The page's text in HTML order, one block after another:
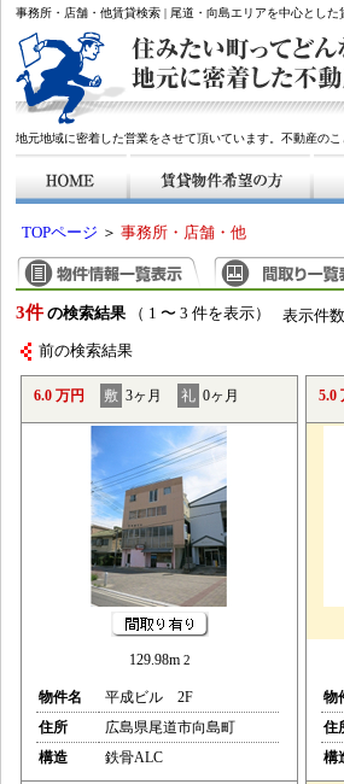
事務所・店舗・他賃貸検索 | 尾道・向島エリアを中心とし
地元地域に密着した営業をさせて頂いています。不動産の
TOPページ ＞ 事務所・店舗・他
3件 の検索結果 （ 1 〜 3 件を表示） 表示件数
前の検索結果
6.0 万円 敷 3ヶ月 礼 0ヶ月
129.98m 2
物件名
平成ビル 2F
住所
広島県尾道市向島町
構造
鉄骨ALC
5.0
物
住
構